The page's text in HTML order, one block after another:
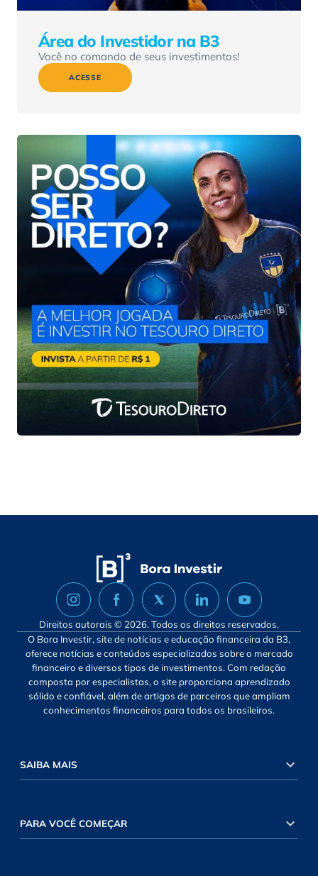
Área do Investidor na B3
Você no comando de seus investimentos!
ACESSE
Direitos autorais © 2026. Todos os direitos reservados.
O Bora Investir, site de notícias e educação financeira da B3,
oferece notícias e conteúdos especializados sobre o mercado
financeiro e diversos tipos de investimentos. Com redação
composta por especialistas, o site proporciona aprendizado
sólido e confiável, além de artigos de parceiros que ampliam
conhecimentos financeiros para todos os brasileiros.
SAIBA MAIS
PARA VOCÊ COMEÇAR